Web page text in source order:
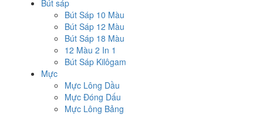
Bút sáp
Bút Sáp 10 Màu
Bút Sáp 12 Màu
Bút Sáp 18 Màu
12 Màu 2 In 1
Bút Sáp Kilôgam
Mực
Mực Lông Dầu
Mực Đóng Dấu
Mực Lông Bảng